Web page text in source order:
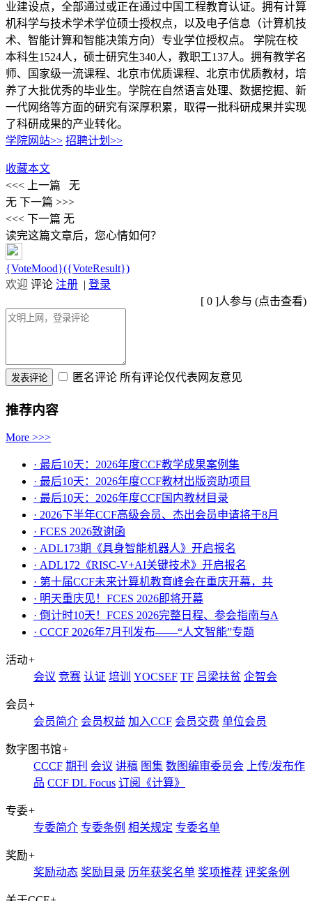
业建设点，全部通过或正在通过中国工程教育认证。拥有计算
机科学与技术学术学位硕士授权点，以及电子信息（计算机技
术、智能计算和智能决策方向）专业学位授权点。 学院在校
本科生1524人，硕士研究生340人，教职工137人。拥有教学名
师、国家级一流课程、北京市优质课程、北京市优质教材，培
养了大批优秀的毕业生。学院在自然语言处理、数据挖掘、新
一代网络等方面的研究有深厚积累，取得一批科研成果并实现
了科研成果的产业转化。
学院网站>> 招聘计划>>
收藏本文
<<< 上一篇
无
无 下一篇 >>>
<<< 下一篇 无
读完这篇文章后，您心情如何？
{VoteMood}({VoteResult})
欢迎 评论 注册 | 登录
[ 0 ]人参与 (点击查看)
匿名评论 所有评论仅代表网友意见
推荐内容
More >>>
· 最后10天：2026年度CCF教学成果案例集
· 最后10天：2026年度CCF教材出版资助项目
· 最后10天：2026年度CCF国内教材目录
· 2026下半年CCF高级会员、杰出会员申请将于8月
· FCES 2026致谢函
· ADL173期《具身智能机器人》开启报名
· ADL172《RISC-V+AI关键技术》开启报名
· 第十届CCF未来计算机教育峰会在重庆开幕，共
· ​明天重庆见！FCES 2026即将开幕
· 倒计时10天！FCES 2026完整日程、参会指南与A
· CCCF 2026年7月刊发布——“人文智能”专题
活动+
会议 竞赛 认证 培训 YOCSEF TF 吕梁扶贫 企智会
会员+
会员简介 会员权益 加入CCF 会员交费 单位会员
数字图书馆+
CCCF 期刊 会议 讲稿 图集 数图编审委员会
上传/发布作
品 CCF DL Focus 订阅《计算》
专委+
专委简介 专委条例 相关规定 专委名单
奖励+
奖励动态 奖励目录 历年获奖名单 奖项推荐 评奖条例